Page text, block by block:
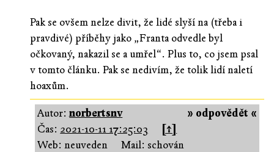
Pak se ovšem nelze divit, že lidé slyší na (třeba i
pravdivé) příběhy jako „Franta odvedle byl
očkovaný, nakazil se a umřel“. Plus to, co jsem psal
v tomto článku. Pak se nedivím, že tolik lidí naletí
hoaxům.
» odpovědět «
Autor:norbertsnv
Čas: 2021-10-11 17:25:03
[↑]
Web: neuveden
Mail: schován